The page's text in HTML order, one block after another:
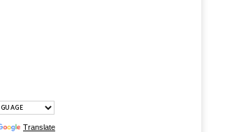
Translate